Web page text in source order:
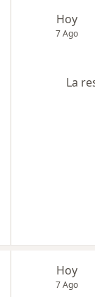
Hoy
7 Ago
La
Hoy
7 Ago